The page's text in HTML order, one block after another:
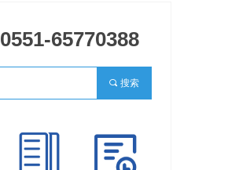
끠 搜索
0551-65770388